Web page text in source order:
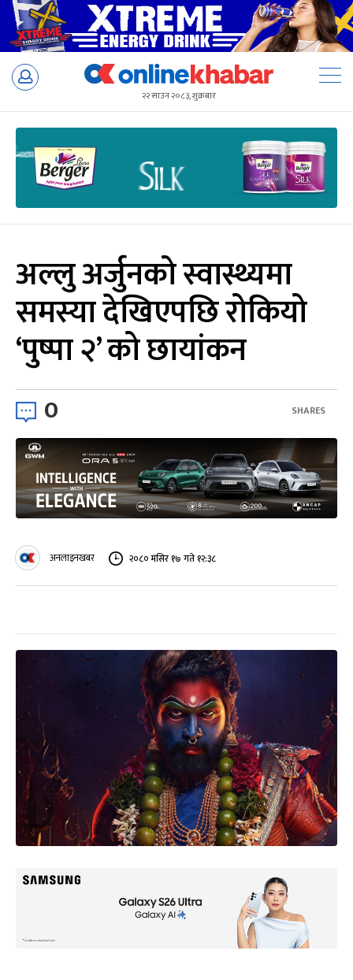
Skip
२२ साउन २०८३, शुक्रबार
अल्लु अर्जुनको स्वास्थ्यमा
समस्या देखिएपछि रोकियो
‘पुष्पा २’ को छायांकन
0 SHARES
अनलाइनखबर २०८० मंसिर १७ गते १२:३८